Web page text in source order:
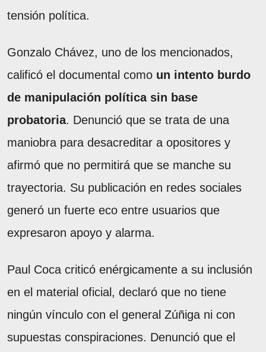
tensión política.
Gonzalo Chávez, uno de los mencionados,
calificó el documental como un intento burdo
de manipulación política sin base
probatoria. Denunció que se trata de una
maniobra para desacreditar a opositores y
afirmó que no permitirá que se manche su
trayectoria. Su publicación en redes sociales
generó un fuerte eco entre usuarios que
expresaron apoyo y alarma.
Paul Coca criticó enérgicamente a su inclusión
en el material oficial, declaró que no tiene
ningún vínculo con el general Zúñiga ni con
supuestas conspiraciones. Denunció que el